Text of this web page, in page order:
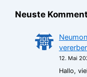
Neuste
12. Mai
Hallo,